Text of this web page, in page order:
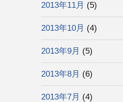
2013年11月 (5)
2013年10月 (4)
2013年9月 (5)
2013年8月 (6)
2013年7月 (4)